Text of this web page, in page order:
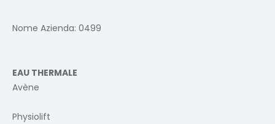
Nome Azienda: 0499
EAU THERMALE
Avène
Physiolift